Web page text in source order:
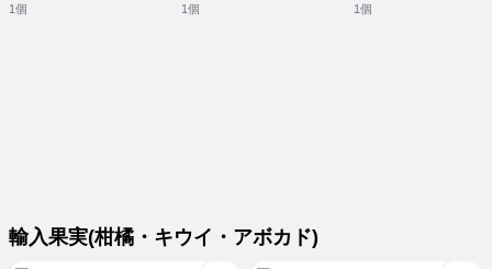
1個 1個 1個
輸入果実(柑橘・キウイ・アボカド)